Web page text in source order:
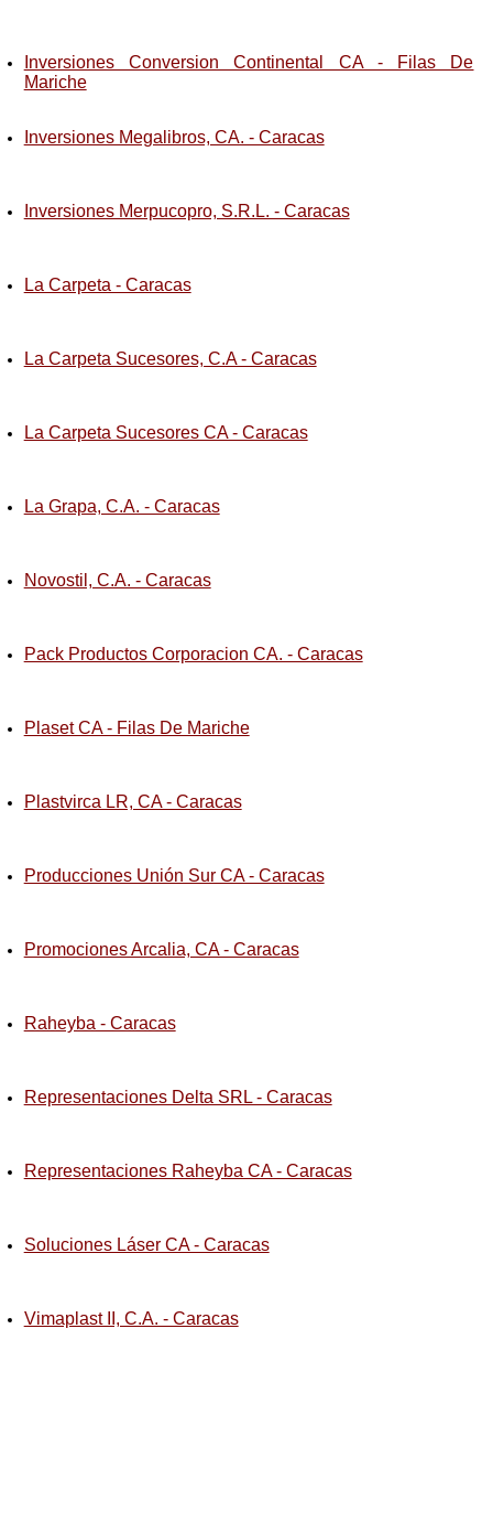
Inversiones Conversion Continental CA - Filas De
Mariche
Inversiones Megalibros, CA. - Caracas
Inversiones Merpucopro, S.R.L. - Caracas
La Carpeta - Caracas
La Carpeta Sucesores, C.A - Caracas
La Carpeta Sucesores CA - Caracas
La Grapa, C.A. - Caracas
Novostil, C.A. - Caracas
Pack Productos Corporacion CA. - Caracas
Plaset CA - Filas De Mariche
Plastvirca LR, CA - Caracas
Producciones Unión Sur CA - Caracas
Promociones Arcalia, CA - Caracas
Raheyba - Caracas
Representaciones Delta SRL - Caracas
Representaciones Raheyba CA - Caracas
Soluciones Láser CA - Caracas
Vimaplast II, C.A. - Caracas